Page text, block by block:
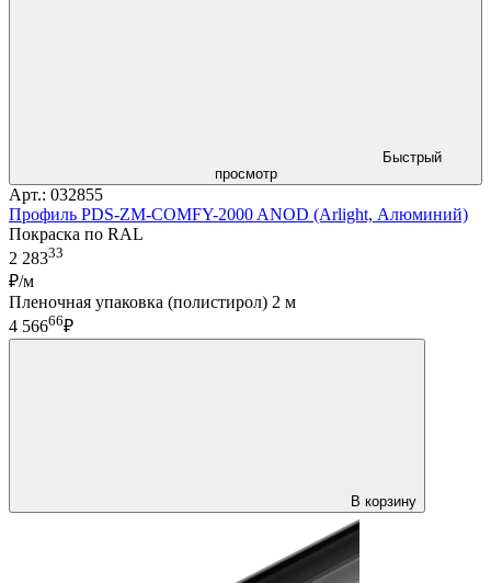
Быстрый
просмотр
Арт.: 032855
Профиль PDS-ZM-COMFY-2000 ANOD (Arlight, Алюминий)
Покраска по RAL
2 28333
₽/м
Пленочная упаковка (полистирол) 2 м
4 56666₽
В корзину